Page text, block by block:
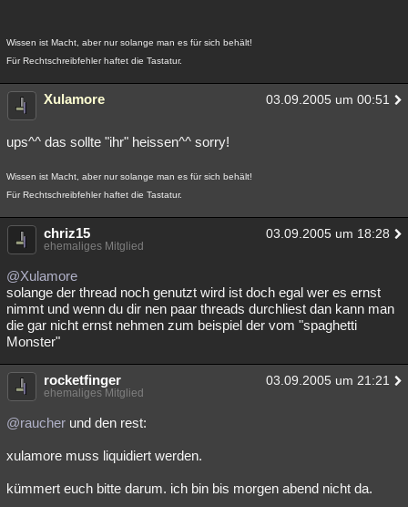
Wissen ist Macht, aber nur solange man es für sich behält!
Für Rechtschreibfehler haftet die Tastatur.
Xulamore 03.09.2005 um 00:51
ups^^ das sollte "ihr" heissen^^ sorry!
Wissen ist Macht, aber nur solange man es für sich behält!
Für Rechtschreibfehler haftet die Tastatur.
chriz15 03.09.2005 um 18:28
ehemaliges Mitglied
@Xulamore
solange der thread noch genutzt wird ist doch egal wer es ernst
nimmt und wenn du dir nen paar threads durchliest dan kann man
die gar nicht ernst nehmen zum beispiel der vom "spaghetti
Monster"
rocketfinger 03.09.2005 um 21:21
ehemaliges Mitglied
@raucher und den rest:
xulamore muss liquidiert werden.
kümmert euch bitte darum. ich bin bis morgen abend nicht da.